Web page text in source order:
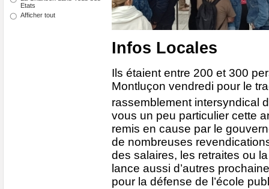
Infos Locales
Ils étaient entre 200 et 300
Montluçon vendredi pour le
rassemblement intersyndical
vous un peu particulier cette
remis en cause par le
de nombreuses
des salaires, les retraites ou
lance aussi d’autres
pour la défense de l’école
Etats
Afficher tout